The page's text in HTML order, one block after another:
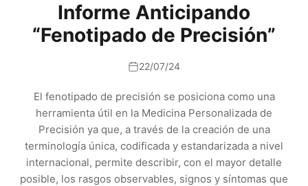
Informe Anticipando
“Fenotipado de Precisión”
22/07/24
El fenotipado de precisión se posiciona como una
herramienta útil en la Medicina Personalizada de
Precisión ya que, a través de la creación de una
terminología única, codificada y estandarizada a nivel
internacional, permite describir, con el mayor detalle
posible, los rasgos observables, signos y síntomas que